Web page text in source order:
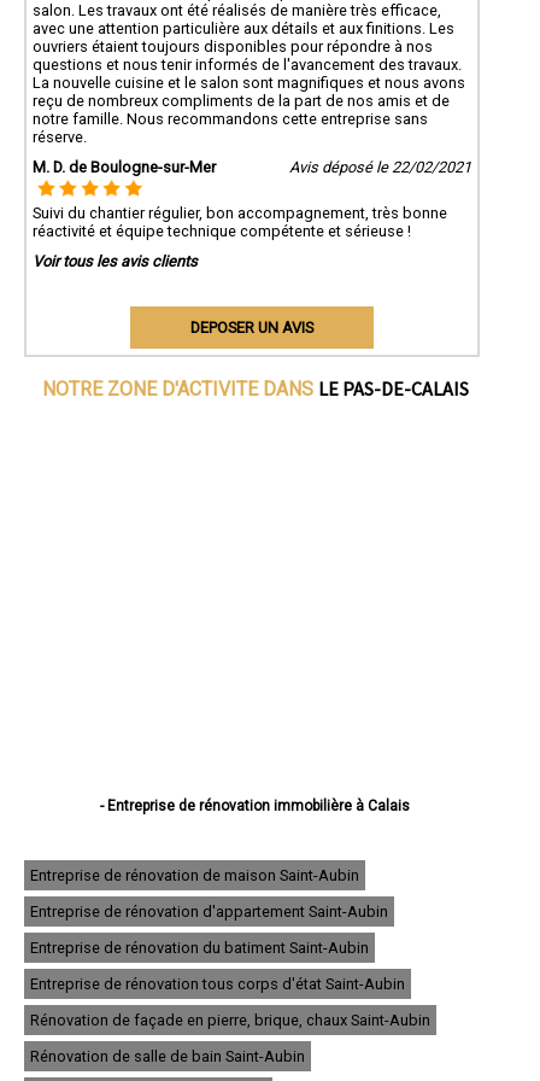
salon. Les travaux ont été réalisés de manière très efficace,
avec une attention particulière aux détails et aux finitions. Les
ouvriers étaient toujours disponibles pour répondre à nos
questions et nous tenir informés de l'avancement des travaux.
La nouvelle cuisine et le salon sont magnifiques et nous avons
reçu de nombreux compliments de la part de nos amis et de
notre famille. Nous recommandons cette entreprise sans
réserve.
M. D. de Boulogne-sur-Mer
Avis déposé le 22/02/2021
Suivi du chantier régulier, bon accompagnement, très bonne
réactivité et équipe technique compétente et sérieuse !
Voir tous les avis clients
DEPOSER UN AVIS
NOTRE ZONE D'ACTIVITE DANS LE PAS-DE-CALAIS
- Entreprise de rénovation immobilière à Calais
- Entreprise de rénovation immobilière à Lens
- Entreprise de rénovation immobilière à Liévin
- Entreprise de rénovation immobilière à Béthune
- Entreprise de rénovation immobilière à Hénin-Beaumont
- Entreprise de rénovation immobilière à Bruay-la-Buissière
- Entreprise de rénovation immobilière à Avion
- Entreprise de rénovation immobilière à Carvin
- Entreprise de rénovation immobilière à Berck
- Entreprise de rénovation immobilière à Saint-Omer
- Entreprise de rénovation immobilière à Outreau
Entreprise de rénovation de maison Saint-Aubin
Entreprise de rénovation d'appartement Saint-Aubin
Entreprise de rénovation du batiment Saint-Aubin
Entreprise de rénovation tous corps d'état Saint-Aubin
Rénovation de façade en pierre, brique, chaux Saint-Aubin
Rénovation de salle de bain Saint-Aubin